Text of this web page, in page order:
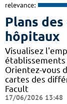
relevance:
Plans
hôpitaux
Visualisez
établissements
Orientez-vous
cartes des
Facult
17/06/2026 13:48